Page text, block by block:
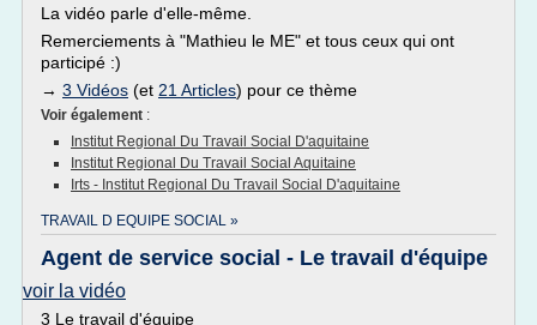
La vidéo parle d'elle-même.
Remerciements à "Mathieu le ME" et tous ceux qui ont
participé :)
→ 3 Vidéos (et 21 Articles) pour ce thème
Voir également :
Institut Regional Du Travail Social D'aquitaine
Institut Regional Du Travail Social Aquitaine
Irts - Institut Regional Du Travail Social D'aquitaine
TRAVAIL D EQUIPE SOCIAL »
Agent de service social - Le travail d'équipe
voir la vidéo
3 Le travail d'équipe